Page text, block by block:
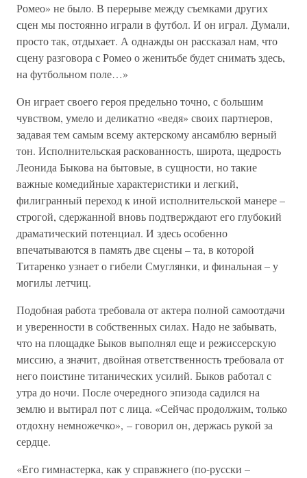
Ромео» не было. В перерыве между съемками других
сцен мы постоянно играли в футбол. И он играл. Думали,
просто так, отдыхает. А однажды он рассказал нам, что
сцену разговора с Ромео о женитьбе будет снимать здесь,
на футбольном поле…»
Он играет своего героя предельно точно, с большим
чувством, умело и деликатно «ведя» своих партнеров,
задавая тем самым всему актерскому ансамблю верный
тон. Исполнительская раскованность, широта, щедрость
Леонида Быкова на бытовые, в сущности, но такие
важные комедийные характеристики и легкий,
филигранный переход к иной исполнительской манере –
строгой, сдержанной вновь подтверждают его глубокий
драматический потенциал. И здесь особенно
впечатываются в память две сцены – та, в которой
Титаренко узнает о гибели Смуглянки, и финальная – у
могилы летчиц.
Подобная работа требовала от актера полной самоотдачи
и уверенности в собственных силах. Надо не забывать,
что на площадке Быков выполнял еще и режиссерскую
миссию, а значит, двойная ответственность требовала от
него поистине титанических усилий. Быков работал с
утра до ночи. После очередного эпизода садился на
землю и вытирал пот с лица. «Сейчас продолжим, только
отдохну немножечко», – говорил он, держась рукой за
сердце.
«Его гимнастерка, как у справжнего (по-русски –